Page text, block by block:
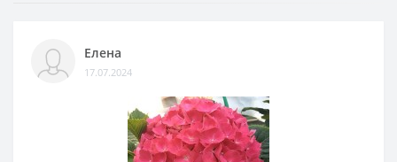
Елена
17.07.2024